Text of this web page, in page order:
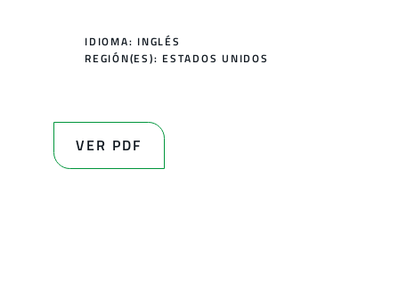
IDIOMA: INGLÉS
REGIÓN(ES): ESTADOS UNIDOS
VER PDF